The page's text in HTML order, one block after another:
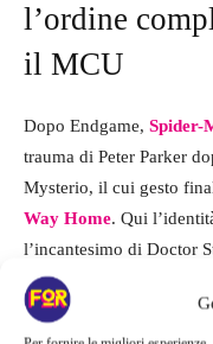
l’ordine
il MCU
Dopo Endgame, Spider-
trauma di Peter Parker
Mysterio, il cui gesto
Way Home. Qui
l’incantesimo di Doctor
facendo arrivare
inseriscono
Shang-Chi